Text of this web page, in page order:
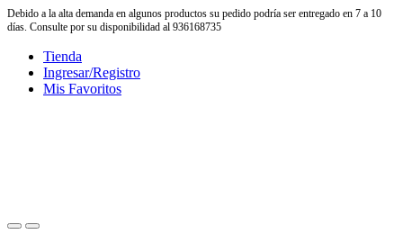
Debido a la alta demanda en algunos productos su pedido podría ser entregado en 7 a 10
días. Consulte por su disponibilidad al 936168735
Skip
navigation
Skip
content
Tienda
Ingresar/Registro
Mis Favoritos